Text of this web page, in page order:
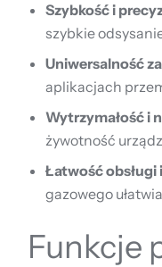
Szybkość i
szybkie
Uniwersalność
aplikacjach
Wytrzymałość i
żywotność
Łatwość obsługi
gazowego
Funkcje